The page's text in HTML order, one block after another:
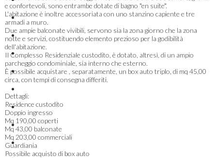
e confortevoli, sono entrambe dotate di bagno "en suite".
L'abitazione è inoltre accessoriata con uno stanzino capiente e tre
armadi a muro.
Due ampie balconate vivibili, servono sia la zona giorno che la zona
notte e servizi, costituendo elemento prezioso per la godibilità
dell'abitazione.
Il Complesso Residenziale custodito, è dotato, altresì, di un ampio
parcheggio condominiale, sia interno che esterno.
È possibile acquistare , separatamente, un box auto triplo, di mq 45,00
circa, con tempi di consegna differiti.
Dettagli:
Residence custodito
Doppio ingresso
Mq 190,00 coperti
Mq 43,00 balconate
Mq 203,00 commerciali
Guardiania
Possibile acquisto di box auto